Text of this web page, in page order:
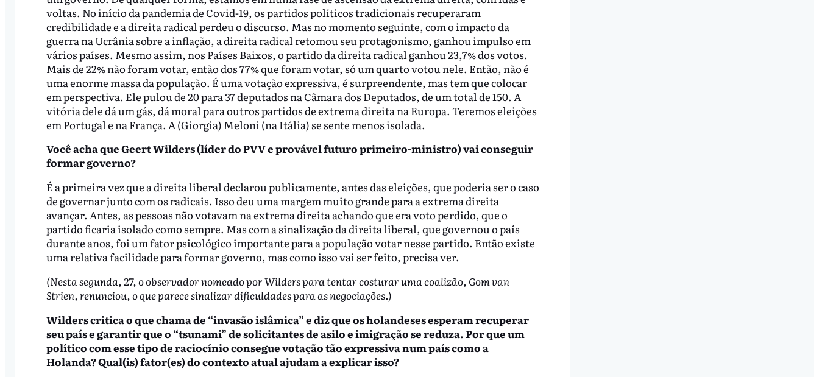
voltas. No início da pandemia de Covid-19, os partidos políticos tradicionais recuperaram
credibilidade e a direita radical perdeu o discurso. Mas no momento seguinte, com o impacto da
guerra na Ucrânia sobre a inflação, a direita radical retomou seu protagonismo, ganhou impulso em
vários países. Mesmo assim, nos Países Baixos, o partido da direita radical ganhou 23,7% dos votos.
Mais de 22% não foram votar, então dos 77% que foram votar, só um quarto votou nele. Então, não é
uma enorme massa da população. É uma votação expressiva, é surpreendente, mas tem que colocar
em perspectiva. Ele pulou de 20 para 37 deputados na Câmara dos Deputados, de um total de 150. A
vitória dele dá um gás, dá moral para outros partidos de extrema direita na Europa. Teremos eleições
em Portugal e na França. A (Giorgia) Meloni (na Itália) se sente menos isolada.
Você acha queGeertWilders(líder do PVV e provável futuro primeiro-ministro)vai conseguir
formar governo?
É a primeira vez que a direita liberal declarou publicamente, antes das eleições, que poderia ser o caso
de governar junto com os radicais. Isso deu uma margem muito grande para a extrema direita
avançar. Antes, as pessoas não votavam na extrema direita achando que era voto perdido, que o
partido ficaria isolado como sempre. Mas com a sinalização da direita liberal, que governou o país
durante anos, foi um fator psicológico importante para a população votar nesse partido. Então existe
uma relativa facilidade para formar governo, mas como isso vai ser feito, precisa ver.
(Nesta segunda, 27, o observador nomeado por Wilders para tentar costurar uma coalizão, Gom van
Strien, renunciou, o que parece sinalizar dificuldades para as negociações.)
Wilders critica o que chama de “invasão islâmica” e diz que os holandeses esperam recuperar
seu país e garantir que o “tsunami” de solicitantes de asilo e imigração se reduza.Por que um
político com esse tipo de raciocínio consegue votação tão expressiva num país como a
Holanda? Qual(is) fator(es) do contexto atualajudam a explicar isso?